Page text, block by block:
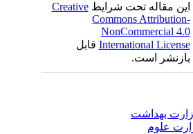
این مقاله تحت شرایطCreative
Commons
NonCommercial
Internationalقابل
بازنشر است.
بهداشت
علوم